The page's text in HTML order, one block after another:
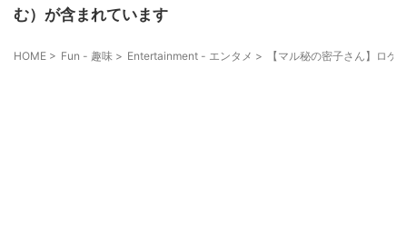
む）が含まれています
HOME > Fun - 趣味 > Entertainment - エンタメ > 【マル秘の密子さん】ロ